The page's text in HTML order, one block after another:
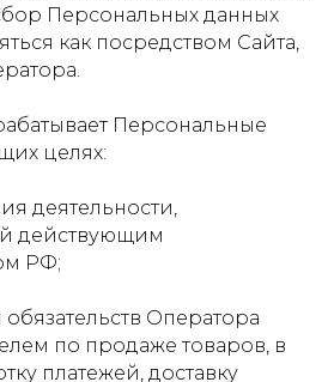
Персональных данных
как посредством Сайта,
Персональные
целях:
деятельности,
действующим
РФ;
Оператора
по продаже товаров, в
платежей, доставку